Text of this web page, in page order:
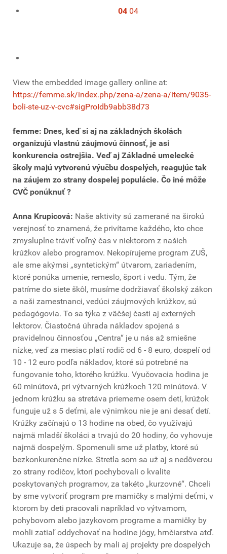
04 04
View the embedded image gallery online at:
https://femme.sk/index.php/zena-a/zena-a/item/9035-
boli-ste-uz-v-cvc#sigProIdb9abb38d73
femme: Dnes, keď si aj na základných školách
organizujú vlastnú záujmovú činnosť, je asi
konkurencia ostrejšia. Veď aj Základné umelecké
školy majú vytvorenú výučbu dospelých, reagujúc tak
na záujem zo strany dospelej populácie. Čo iné môže
CVČ ponúknuť ?
Anna Krupicová: Naše aktivity sú zamerané na širokú
verejnosť to znamená, že privítame každého, kto chce
zmysluplne tráviť voľný čas v niektorom z našich
krúžkov alebo programov. Nekopírujeme program ZUŠ,
ale sme akýmsi „syntetickým“ útvarom, zariadením,
ktoré ponúka umenie, remeslo, šport i vedu. Tým, že
patríme do siete škôl, musíme dodržiavať školský zákon
a naši zamestnanci, vedúci záujmových krúžkov, sú
pedagógovia. To sa týka z väčšej časti aj externých
lektorov. Čiastočná úhrada nákladov spojená s
pravidelnou činnosťou „Centra“ je u nás až smiešne
nízke, veď za mesiac platí rodič od 6 - 8 euro, dospelí od
10 - 12 euro podľa nákladov, ktoré sú potrebné na
fungovanie toho, ktorého krúžku. Vyučovacia hodina je
60 minútová, pri výtvarných krúžkoch 120 minútová. V
jednom krúžku sa stretáva priemerne osem detí, krúžok
funguje už s 5 deťmi, ale výnimkou nie je ani desať detí.
Krúžky začínajú o 13 hodine na obed, čo využívajú
najmä mladší školáci a trvajú do 20 hodiny, čo vyhovuje
najmä dospelým. Spomenuli sme už platby, ktoré sú
bezkonkurenčne nízke. Stretla som sa už aj s nedôverou
zo strany rodičov, ktorí pochybovali o kvalite
poskytovaných programov, za takéto „kurzovné“. Chceli
by sme vytvoriť program pre mamičky s malými deťmi, v
ktorom by deti pracovali napríklad vo výtvarnom,
pohybovom alebo jazykovom programe a mamičky by
mohli zatiaľ oddychovať na hodine jógy, hrnčiarstva atď.
Ukazuje sa, že úspech by mali aj projekty pre dospelých